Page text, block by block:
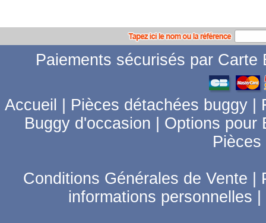
Paiements sécurisés par
Accueil Pièces détachées buggy
Buggy d'occasion
Options pour
Pièces
Conditions Générales de Vente
informations personnelles